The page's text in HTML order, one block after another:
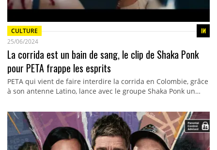
CULTURE
25/06/2024
La corrida est un bain de sang, le clip de Shaka Ponk
pour PETA frappe les esprits
PETA qui vient de faire interdire la corrida en Colombie, grâce
à son antenne Latino, lance avec le groupe Shaka Ponk un…